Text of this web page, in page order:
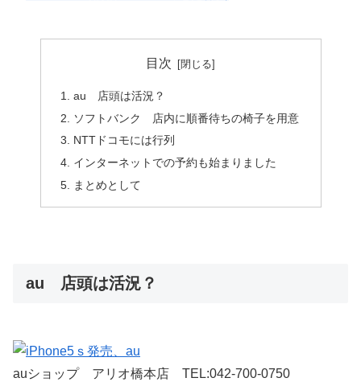
目次
au 店頭は活況？
ソフトバンク 店内に順番待ちの椅子を用意
NTTドコモには行列
インターネットでの予約も始まりました
まとめとして
au 店頭は活況？
auショップ アリオ橋本店 TEL:042-700-0750